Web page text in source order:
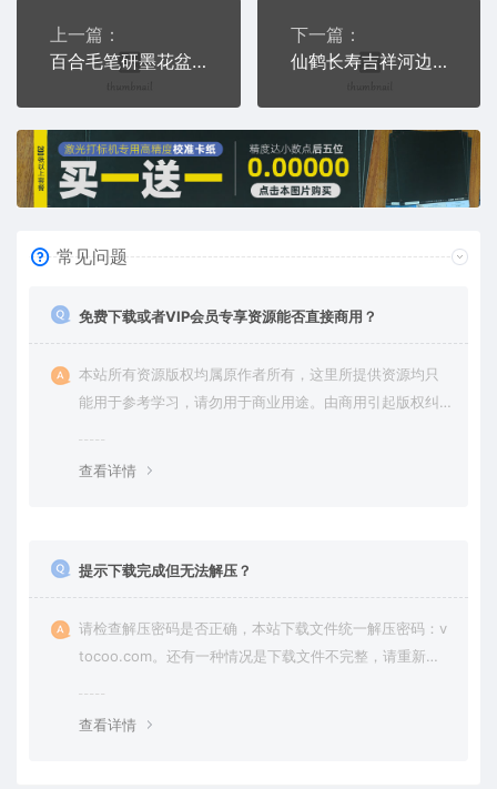
上一篇：
百合毛笔研墨花盆七宝装PLT格式激光打标文件通用矢量图
下一篇：
仙鹤长寿吉祥河边柳树自然风景PLT格式激光打标文件通用矢量图
常见问题
免费下载或者VIP会员专享资源能否直接商用？
本站所有资源版权均属原作者所有，这里所提供资源均只
能用于参考学习，请勿用于商业用途。由商用引起版权纠
查看详情
提示下载完成但无法解压？
请检查解压密码是否正确，本站下载文件统一解压密码：v
tocoo.com。还有一种情况是下载文件不完整，请重新下
查看详情